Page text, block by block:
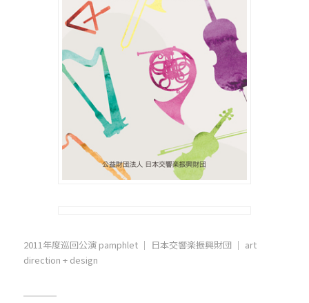
2011年度巡回公演 pamphlet ｜ 日本交響楽振興財団 ｜ art
direction + design